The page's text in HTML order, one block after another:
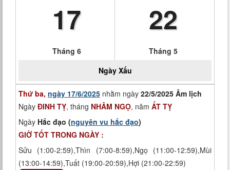
17
Tháng 6
22
Tháng 5
Ngày Xấu
Thứ ba, ngày 17/6/2025 nhằm ngày 22/5/2025 Âm lịch
Ngày ĐINH TỴ, tháng NHÂM NGỌ, năm ẤT TỴ
Ngày Hắc đạo (nguyên vu hắc đạo)
GIỜ TỐT TRONG NGÀY :
Sửu (1:00-2:59),Thìn (7:00-8:59),Ngọ (11:00-12:59),Mùi
(13:00-14:59),Tuất (19:00-20:59),Hợi (21:00-22:59)